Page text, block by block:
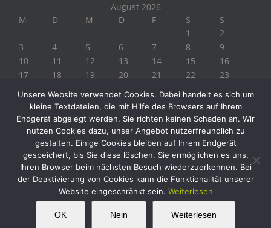
August 2026
M
D M D F S
S
1
2
3
4 5 6 7 8
9
10
11 12 13 14 15
16
17
18 19 20 21 22
23
« Juli
Copyright 2019 Biogärtner Ploberger | Alle Rechte vorbehalten
FacebookInstagram
TwitterYouTube
This website uses cookies and third party
Unsere Website verwendet Cookies. Dabei handelt es sich um
kleine Textdateien, die mit Hilfe des Browsers auf Ihrem
Endgerät abgelegt werden. Sie richten keinen Schaden an. Wir
nutzen Cookies dazu, unser Angebot nutzerfreundlich zu
gestalten. Einige Cookies bleiben auf Ihrem Endgerät
gespeichert, bis Sie diese löschen. Sie ermöglichen es uns,
Ihren Browser beim nächsten Besuch wiederzuerkennen. Bei
der Deaktivierung von Cookies kann die Funktionalität unserer
Website eingeschränkt sein. Weiterlesen
OK Nein Weiterlesen